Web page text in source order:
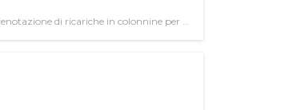
di ricariche in colonnine per il